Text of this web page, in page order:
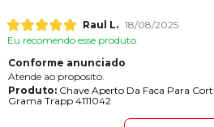
Raul L. 18/08/2025
Eu recomendo esse produto.
Conforme anunciado
Atende ao proposito.
Produto:Chave Aperto Da Faca Para
Grama Trapp 4111042